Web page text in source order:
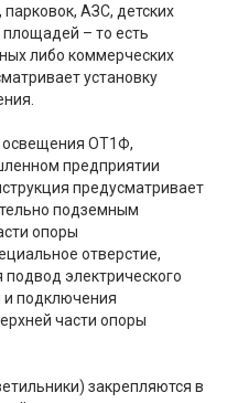
АЗС, детских
– то есть
либо коммерческих
установку
освещения ОТ1Ф,
предприятии
предусматривает
подземным
опоры
отверстие,
подвод электрического
и подключения
части опоры
закрепляются в